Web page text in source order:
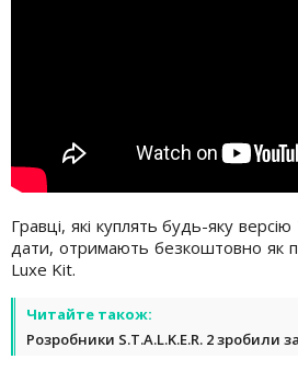
Гравці, які куплять будь-яку
дати, отримають безкоштовно як
Luxe Kit.
Читайте також:
Розробники S.T.A.L.K.E.R. 2 зробили